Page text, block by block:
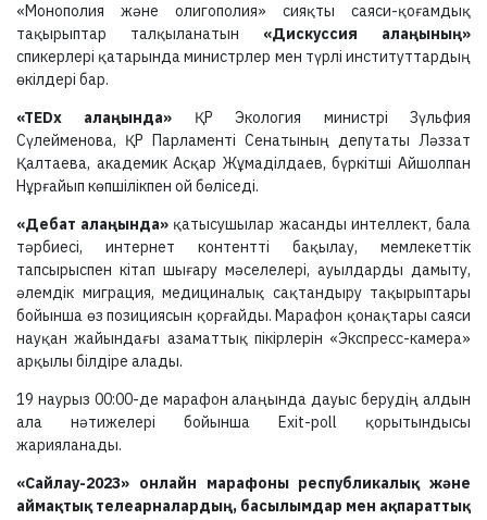
«Монополия және олигополия» сияқты саяси-қоғамдық
тақырыптар талқыланатын «Дискуссия алаңының»
спикерлері қатарында министрлер мен түрлі институттардың
өкілдері бар.
«TEDx алаңында» ҚР Экология министрі Зүльфия
Сүлейменова, ҚР Парламенті Сенатының депутаты Ләззат
Қалтаева, академик Асқар Жұмаділдаев, бүркітші Айшолпан
Нұрғайып көпшілікпен ой бөліседі.
«Дебат алаңында» қатысушылар жасанды интеллект, бала
тәрбиесі, интернет контентті бақылау, мемлекеттік
тапсырыспен кітап шығару мәселелері, ауылдарды дамыту,
әлемдік миграция, медициналық сақтандыру тақырыптары
бойынша өз позициясын қорғайды. Марафон қонақтары саяси
науқан жайындағы азаматтық пікірлерін «Экспресс-камера»
арқылы білдіре алады.
19 наурыз 00:00-де марафон алаңында дауыс берудің алдын
ала нәтижелері бойынша Exit-poll қорытындысы
жарияланады.
«Сайлау-2023» онлайн марафоны республикалық және
аймақтық телеарналардың, басылымдар мен ақпараттық